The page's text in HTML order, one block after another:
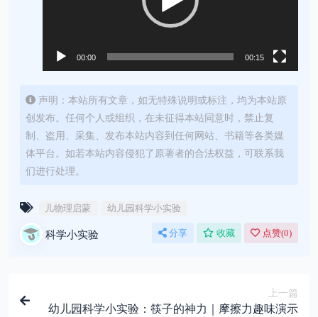
00:00 00:15
声明：本站所有文章，如无特殊说明或标注，均为本站原
创发布。任何个人或组织，在未征得本站同意时，禁止复
制、盗用、采集、发布本站内容到任何网站、书籍等各类媒
体平台。如若本站内容侵犯了原著者的合法权益，可联系我
们进行处理。
儿物理启蒙 幼儿园科学小实验
科学小实验 分享 收藏 点赞(0)
上一篇
幼儿园科学小实验：筷子的神力｜摩擦力趣味演示